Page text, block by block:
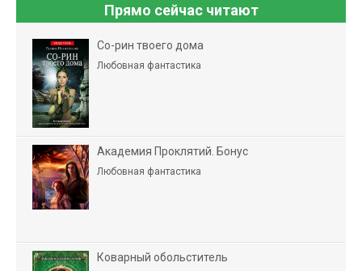
Прямо сейчас читают
Со-рин твоего дома
Любовная фантастика
Академия Проклятий. Бонус
Любовная фантастика
Коварный обольститель